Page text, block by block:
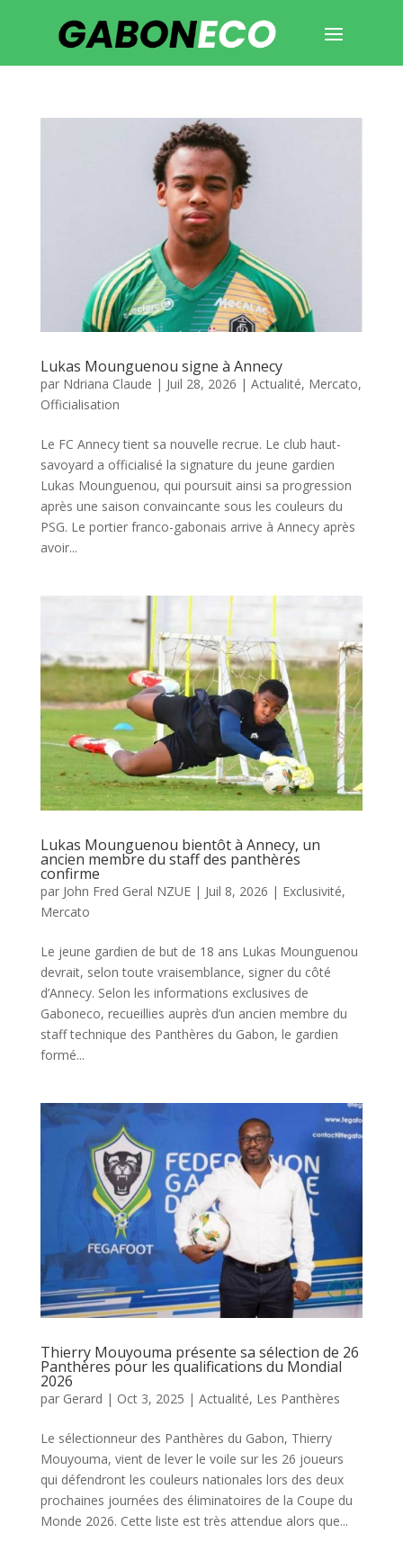
Lukas Mounguenou signe à Annecy
par Ndriana Claude | Juil 28, 2026 | Actualité, Mercato,
Officialisation
Le FC Annecy tient sa nouvelle recrue. Le club haut-
savoyard a officialisé la signature du jeune gardien
Lukas Mounguenou, qui poursuit ainsi sa progression
après une saison convaincante sous les couleurs du
PSG. Le portier franco-gabonais arrive à Annecy après
avoir...
Lukas Mounguenou bientôt à Annecy, un
ancien membre du staff des panthères
confirme
par John Fred Geral NZUE| Juil 8, 2026 | Exclusivité,
Mercato
Le jeune gardien de but de 18 ans Lukas Mounguenou
devrait, selon toute vraisemblance, signer du côté
d’Annecy. Selon les informations exclusives de
Gaboneco, recueillies auprès d’un ancien membre du
staff technique des Panthères du Gabon, le gardien
formé...
Thierry Mouyouma présente sa sélection de 26
Panthères pour les qualifications du Mondial
2026
par Gerard | Oct 3, 2025 | Actualité, Les Panthères
Le sélectionneur des Panthères du Gabon, Thierry
Mouyouma, vient de lever le voile sur les 26 joueurs
qui défendront les couleurs nationales lors des deux
prochaines journées des éliminatoires de la Coupe du
Monde 2026. Cette liste est très attendue alors que...